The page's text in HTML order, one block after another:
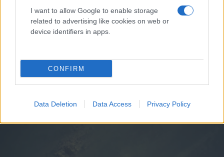
I want to allow Google to enable storage
related to advertising like cookies on web or
device identifiers in apps.
CONFIRM
Data Deletion Data Access Privacy Policy
FLASH FOCUS